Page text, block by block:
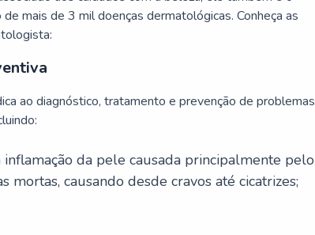
mais de 3 mil doenças dermatológicas. Conheça as
ao diagnóstico, tratamento e prevenção de problemas
inflamação da pele causada principalmente pelo
causando desde cravos até cicatrizes;